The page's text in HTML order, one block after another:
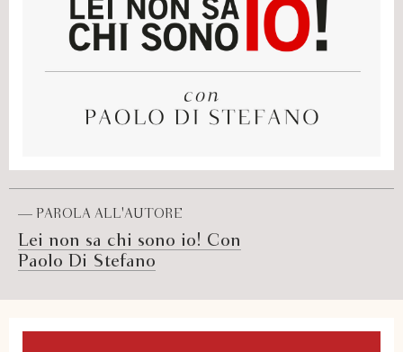
— PAROLA ALL'AUTORE
Lei non sa chi sono io! Con
Paolo Di Stefano